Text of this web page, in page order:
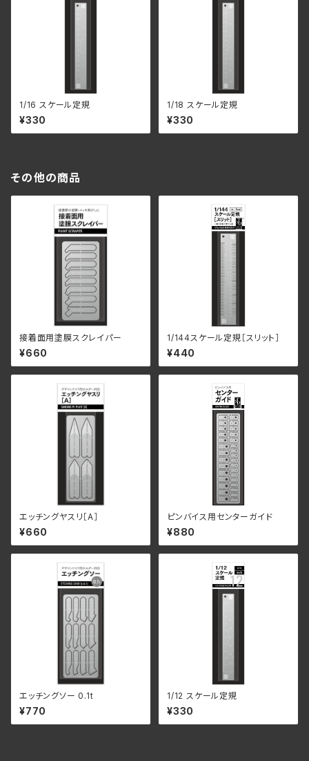
1/16 スケール定規
¥330
1/18 スケール定規
¥330
その他の商品
接着面用塗膜スクレイパー
¥660
1/144スケール定規［スリット］
¥440
エッチングヤスリ［A］
¥660
ピンバイス用センターガイド
¥880
エッチングソー 0.1t
¥770
1/12 スケール定規
¥330